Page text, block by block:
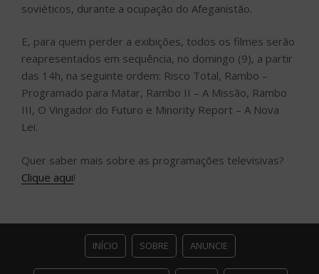
soviéticos, durante a ocupação do Afeganistão.
E, para quem perder a exibições, todos os filmes serão
reapresentados em sequência, no domingo (9), a partir
das 14h, na seguinte ordem: Risco Total, Rambo –
Programado para Matar, Rambo II – A Missão, Rambo
III, O Vingador do Futuro e Minority Report – A Nova
Lei.
Quer saber mais sobre as programações televisivas?
Clique aqui!
INÍCIO SOBRE ANUNCIE